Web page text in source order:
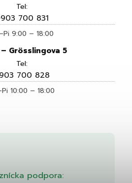
podpora:
Tel:
700 831
9:00 – 18:00
Grösslingova 5
Tel:
700 828
10:00 – 18:00